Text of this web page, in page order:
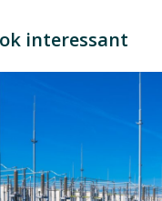
interessant